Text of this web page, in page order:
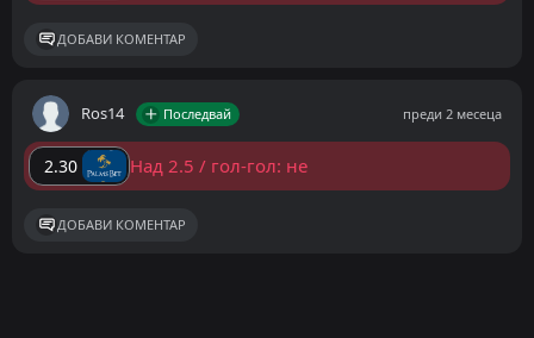
ДОБАВИ КОМЕНТАР
Ros14 Последвай преди 2 месеца
2.30 Над 2.5 / гол-гол: не
ДОБАВИ КОМЕНТАР